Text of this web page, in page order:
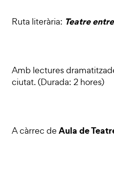
Ruta literària: Teatre
Amb lectures
ciutat. (Durada: 2 hores)
A càrrec de Aula de